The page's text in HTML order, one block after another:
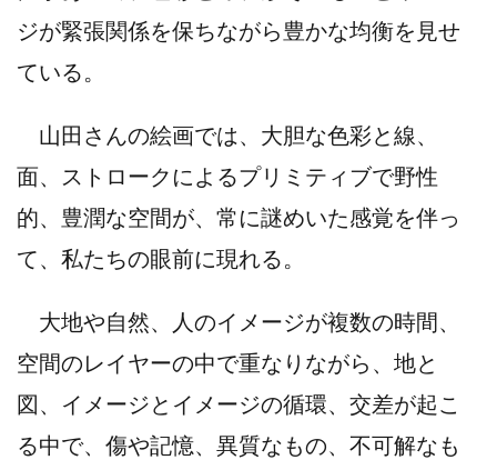
ジが緊張関係を保ちながら豊かな均衡を見せ
ている。
山田さんの絵画では、大胆な色彩と線、
面、ストロークによるプリミティブで野性
的、豊潤な空間が、常に謎めいた感覚を伴っ
て、私たちの眼前に現れる。
大地や自然、人のイメージが複数の時間、
空間のレイヤーの中で重なりながら、地と
図、イメージとイメージの循環、交差が起こ
る中で、傷や記憶、異質なもの、不可解なも